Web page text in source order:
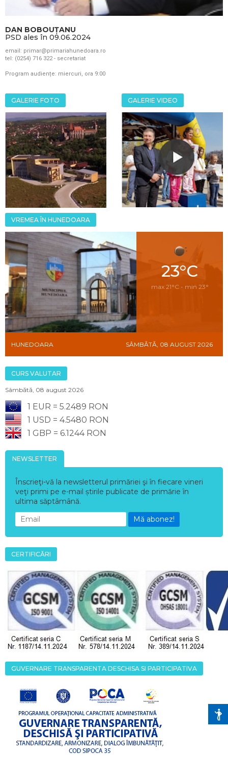
DAN BOBOUȚANU
PSD ales în 09.06.2024
email: primar@primariahunedoara.ro
tel: (0254) 716 322 - secretariat
Program audiențe: miercuri, ora 9:00
GALERIE FOTO GALERIE VIDEO
VREMEA ÎN HUNEDOARA
23°C
max 21°C - min 23°
HUNEDOARA SÂMBĂTĂ, 08 AUGUST 2026
CURS VALUTAR
Sâmbătă, 08 august 2026
1 EUR = 5.2489 RON
1 USD = 4.5480 RON
1 GBP = 6.1244 RON
NEWSLETTER
Înscrieţi-vă la newsletterul primăriei şi în fiecare vineri
veţi primi pe e-mail știrile publicate de primărie în
ultima săptâmână.
Mă abonez!
CERTIFICĂRI
GUVERNARE TRANSPARENTA DESCHISA SI PARTICIPATIVA